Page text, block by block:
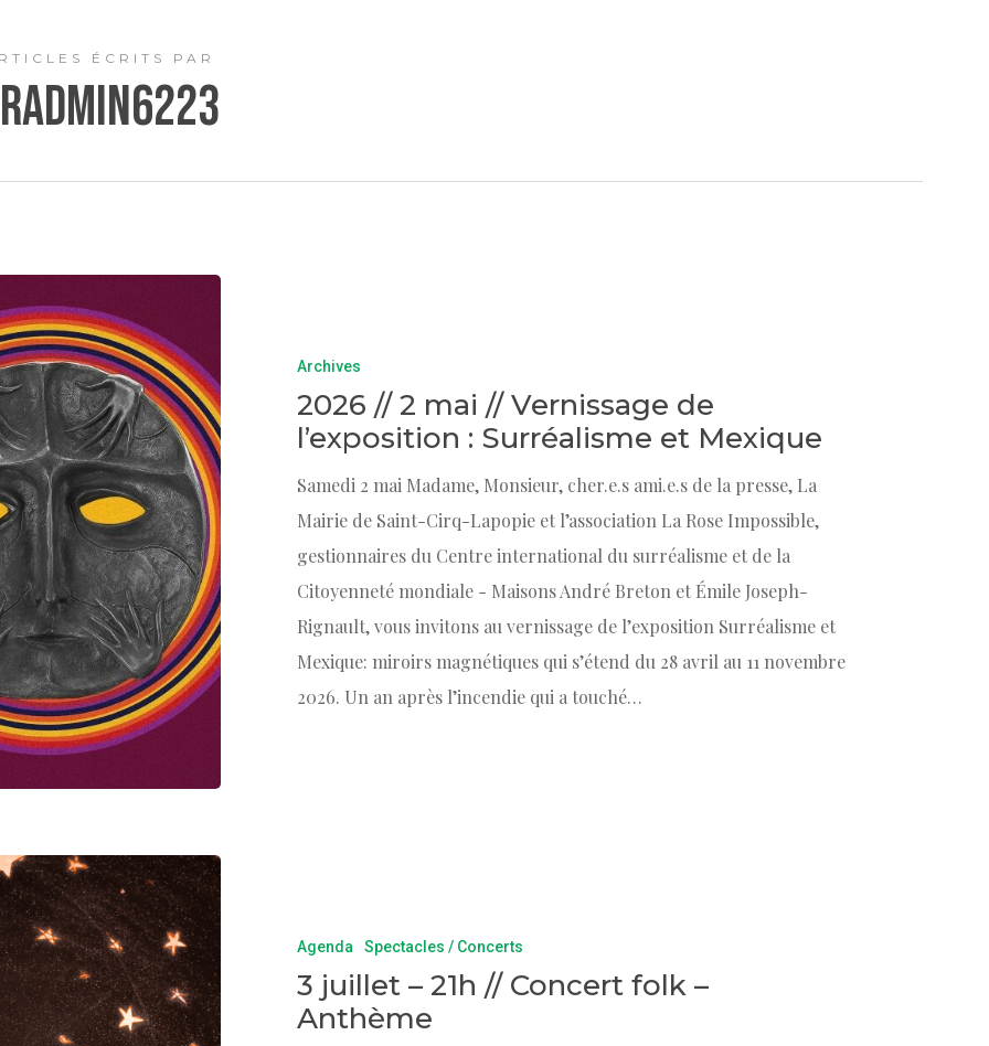
ÉCRITS PAR
Archives
2026 // 2 mai // Vernissage de
l’exposition : Surréalisme et Mexique
Samedi 2 mai Madame, Monsieur, cher.e.s ami.e.s de la presse, La
Mairie de Saint-Cirq-Lapopie et l’association La Rose Impossible,
gestionnaires du Centre international du surréalisme et de la
Citoyenneté mondiale - Maisons André Breton et Émile Joseph-
Rignault, vous invitons au vernissage de l’exposition Surréalisme et
Mexique: miroirs magnétiques qui s’étend du 28 avril au 11 novembre
2026. Un an après l’incendie qui a touché…
Agenda Spectacles / Concerts
3 juillet – 21h // Concert folk –
Anthème